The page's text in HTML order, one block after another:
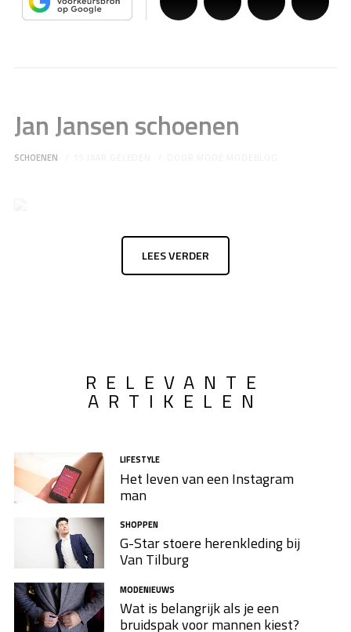
Jan Jansen schoenen
SCHOENEN
LEES VERDER
RELEVANTE
ARTIKELEN
LIFESTYLE
Het leven van een Instagram
man
SHOPPEN
G-Star stoere herenkleding bij
Van Tilburg
MODENIEUWS
Wat is belangrijk als je een
bruidspak voor mannen kiest?